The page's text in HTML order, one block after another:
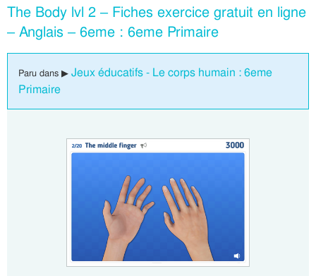
The Body lvl 2 – Fiches exercice gratuit en ligne
– Anglais – 6eme : 6eme Primaire
Paru dans ▶ Jeux éducatifs - Le corps humain : 6eme
Primaire